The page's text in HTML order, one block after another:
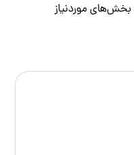
بخش‌های موردنیاز